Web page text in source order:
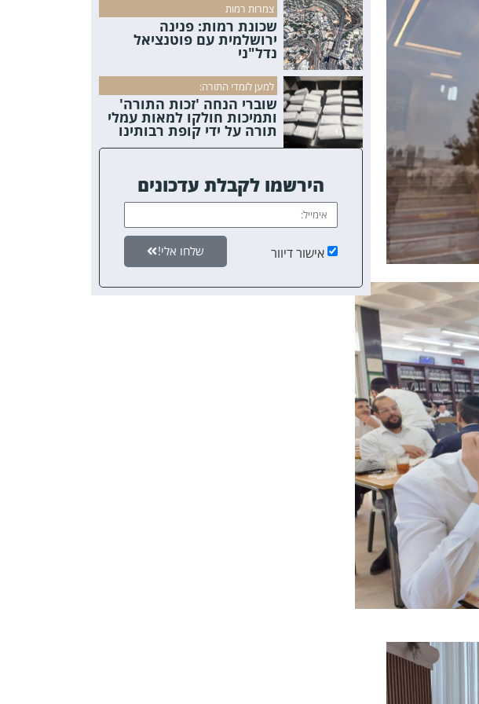
צמרות רמות
שכונת רמות: פנינה
ירושלמית עם פוטנציאל
נדל"ני
למען לומדי התורה:
שוברי הנחה 'זכות התורה'
ותמיכות חולקו למאות עמלי
תורה על ידי קופת רבותינו
הירשמו לקבלת עדכונים
אישור דיוור שלחו אלי!